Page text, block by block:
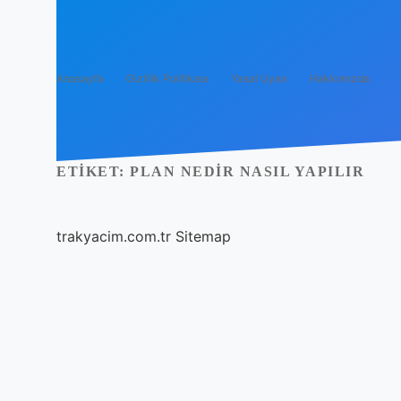
Anasayfa Gizlilik Politikası Yasal Uyarı Hakkımızda
ETIKET: PLAN NEDIR NASIL YAPILIR
trakyacim.com.tr Sitemap